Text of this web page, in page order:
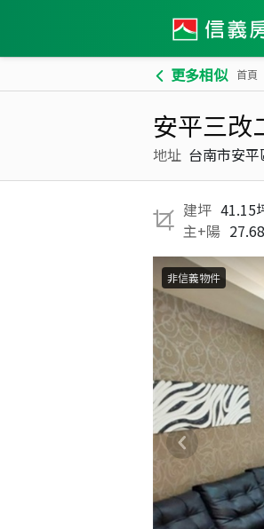
更多相似 首頁
安平三改
地址 台南市安
建坪 41.15
主+陽
非信義物件